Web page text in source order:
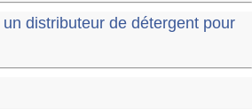
distributeur de détergent pour